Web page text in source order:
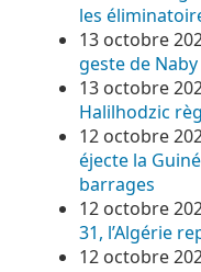
les
13 octobre
geste de
13 octobre
Halilhodzic
12 octobre
éjecte la
barrages
12 octobre
31, l’Algérie
12 octobre